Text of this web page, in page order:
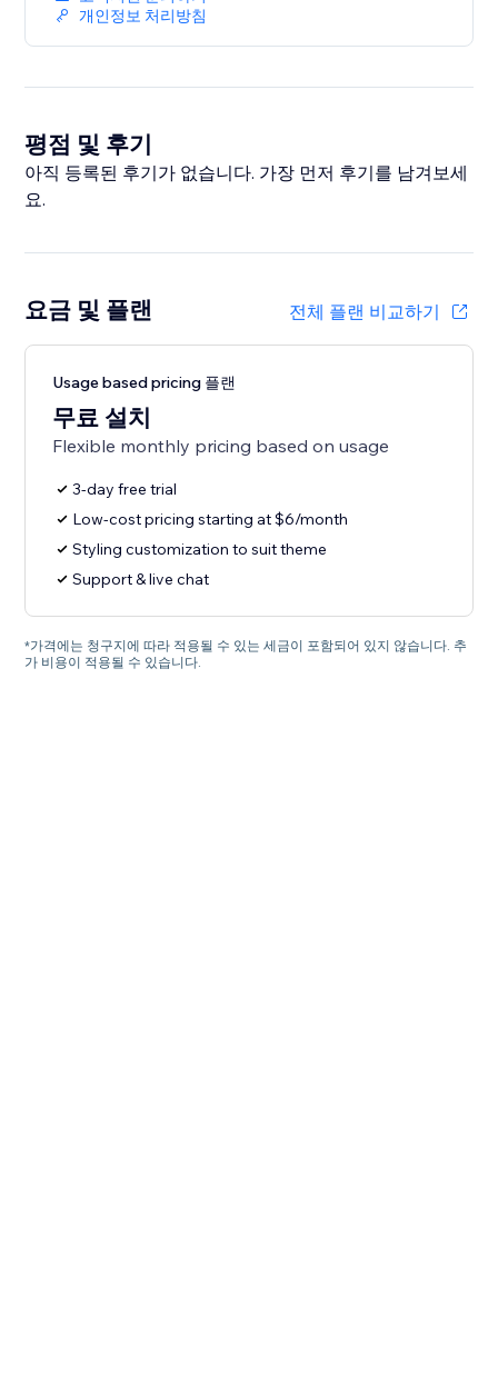
개인정보 처리방침
평점 및 후기
아직 등록된 후기가 없습니다. 가장 먼저 후기를 남겨보세
요.
요금 및 플랜 전체 플랜 비교하기
Usage based pricing 플랜
무료 설치
Flexible monthly pricing based on usage
3-day free trial
Low-cost pricing starting at $6/month
Styling customization to suit theme
Support & live chat
*가격에는 청구지에 따라 적용될 수 있는 세금이 포함되어 있지 않습니다. 추
가 비용이 적용될 수 있습니다.